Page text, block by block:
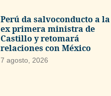
Perú da salvoconducto a la
ex primera ministra de
Castillo y retomará
relaciones con México
7 agosto, 2026